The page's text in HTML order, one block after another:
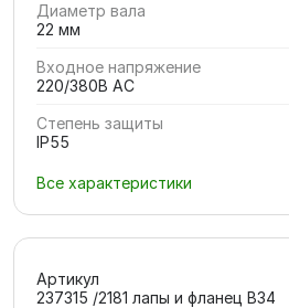
Диаметр вала
22 мм
Входное напряжение
220/380В AC
Степень защиты
IP55
Все характеристики
Артикул
237315 /2181 лапы и фланец В34